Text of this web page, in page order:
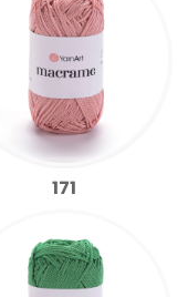
171